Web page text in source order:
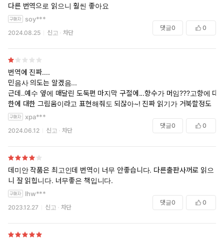
다른 번역으로 읽으니 훨씬 좋아요
soy***
2024.08.25 신고 차단
댓글0 0
번역에 진짜....
민음사 의도는 알겠음...
근데..예수 옆에 매달린 도둑편 마지막 구절에...향수가 머임???고향에 대
한에 대한 그림움이라고 표현해줘도 되잖아~! 진짜 읽기가 거북할정도
xpa***
2024.06.12 신고 차단
댓글0 0
데미안 작품은 최고인데 번역이 너무 안좋습니다. 다른출판사꺼로 읽으
니 잘 읽힙니다. 너무좋은 책입니다.
lhw***
2023.12.27 신고 차단
댓글0 0